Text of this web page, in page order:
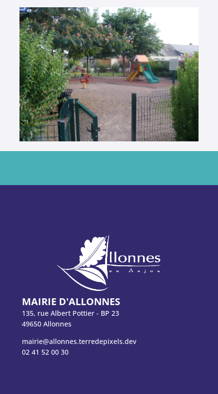
MAIRIE D'ALLONNES
135, rue Albert Pottier - BP 23
49650 Allonnes
mairie@allonnes.terredepixels.dev
02 41 52 00 30